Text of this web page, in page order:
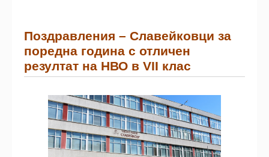
Поздравления – Славейковци за
поредна година с отличен
резултат на НВО в VII клас